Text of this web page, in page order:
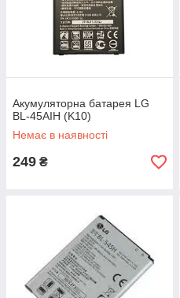
Акумуляторна батарея LG
BL-45AIH (K10)
Немає в наявності
249 ₴